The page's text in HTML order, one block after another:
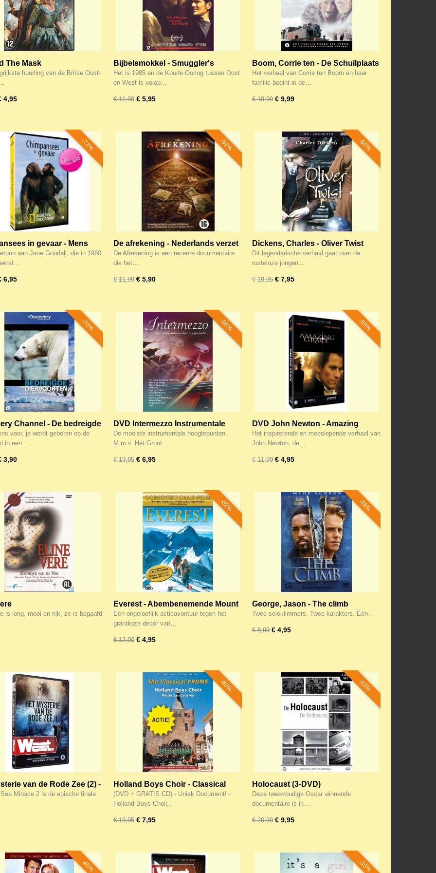
The Mask
huurling van de Britse Oost-
4,95
Bijbelsmokkel - Smuggler's
Ransom
Het is 1985 en de Koude Oorlog tussen Oost
en West is volop…
€ 11,99 € 5,95
Boom, Corrie ten - De Schuilplaats
Het verhaal van Corrie ten Boom en haar
familie begint in de…
€ 19,99 € 9,99
-72%
in gevaar - Mens
Chimpaan Jane Goodall, die in 1960
6,95
-51%
De afrekening - Nederlands verzet
in memoriam
De Afrekening is een recente documentaire
die het…
€ 11,99 € 5,90
-60%
Dickens, Charles - Oliver Twist
(DVD)
Dit legendarische verhaal gaat over de
rusteloze jongen…
€ 19,95 € 7,95
-70%
Channel - De bedreigde
(Actie!)
voor, je wordt geboren op de
in een…
3,90
-65%
DVD Intermezzo Instrumentale
hoogtepunten! - ACTIE!
De mooiste instrumentale hoogtepunten.
M.m.v. Het Groot…
€ 19,95 € 6,95
-59%
DVD John Newton - Amazing
Grace (Nieuw!)
Het inspirerende en meeslepende verhaal van
John Newton, de…
€ 11,99 € 4,95
is jong, mooi en rijk, ze is begaafd
-62%
Everest - Abembenemende Mount
Everest documentaire!
Een ongelooflijk actieavontuur tegen het
grandioze decor van…
€ 12,90 € 4,95
-45%
George, Jason - The climb
Twee soloklimmers. Twee karakters. Één…
€ 8,99 € 4,95
van de Rode Zee (2) -
- Zoeken
(DVD)
Miracle 2 is de epische finale
-60%
Holland Boys Choir - Classical
Proms (DVD + GRATIS CD)
(DVD + GRATIS CD) - Uniek Document! -
Holland Boys Choir,…
€ 19,95 € 7,95
-53%
Holocaust (3-DVD)
Deze tweevoudige Oscar winnende
documentaire is in…
€ 20,99 € 9,95
-45% -30%